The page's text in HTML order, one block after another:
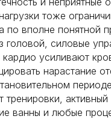
тоже
по вполне понятной
головой, силовые
кардио усиливают
нарастание
тренировки,
ванны и любые